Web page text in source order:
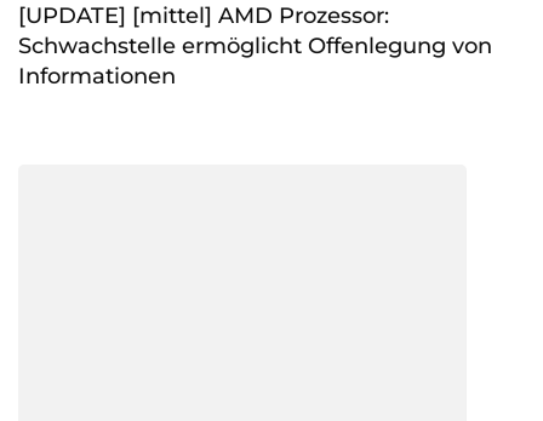
[UPDATE] [mittel] AMD Prozessor:
Schwachstelle ermöglicht Offenlegung von
Informationen